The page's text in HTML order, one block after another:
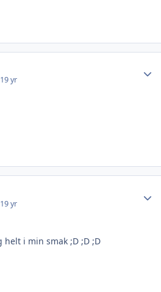
19 yr
19 yr
helt i min smak ;D ;D ;D